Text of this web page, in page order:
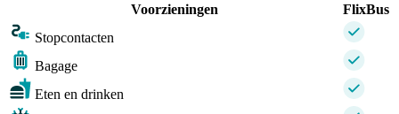
Voorzieningen
FlixBus
Stopcontacten
Bagage
Eten en drinken